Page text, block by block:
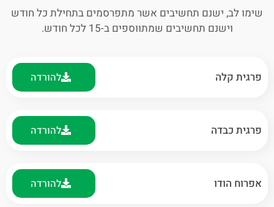
שימו לב, ישנם תחשיבים אשר מתפרסמים בתחילת כל חודש
וישנם תחשיבים שמתווספים ב-15 לכל חודש.
פרגית קלה להורדה
פרגית כבדה להורדה
אפרוח הודו להורדה